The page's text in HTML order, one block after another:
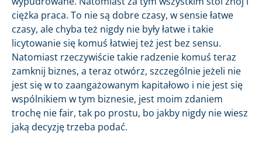
ciężka praca. To nie są dobre czasy, w sensie łatwe
czasy, ale chyba też nigdy nie były łatwe i takie
licytowanie się komuś łatwiej też jest bez sensu.
Natomiast rzeczywiście takie radzenie komuś teraz
zamknij biznes, a teraz otwórz, szczególnie jeżeli nie
jest się w to zaangażowanym kapitałowo i nie jest się
wspólnikiem w tym biznesie, jest moim zdaniem
trochę nie fair, tak po prostu, bo jakby nigdy nie wiesz
jaką decyzję trzeba podać.